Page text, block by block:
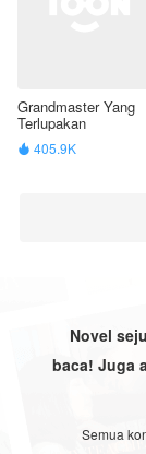
Grandmaster Yang
Terlupakan
 405.9K
Novel
baca! Juga
Semua